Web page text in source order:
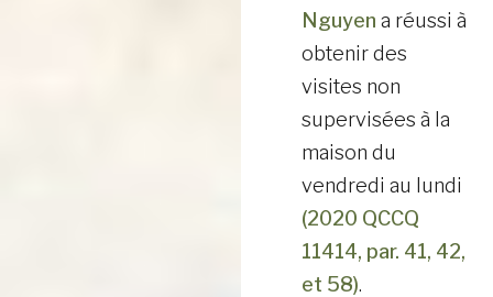
Nguyen a réussi à
obtenir des
visites non
supervisées à la
maison du
vendredi au lundi
(2020 QCCQ
11414, par. 41, 42,
et 58).